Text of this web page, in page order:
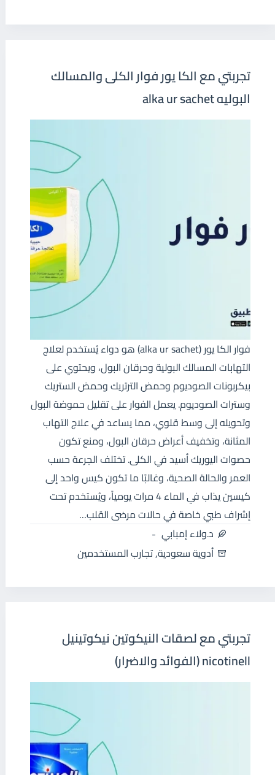
تجربتي مع الكا يور فوار الكلى والمسالك
البوليه alka ur sachet
فوار الكا يور (alka ur sachet) هو دواء يُستخدم لعلاج
التهابات المسالك البولية وحرقان البول، ويحتوي على
بيكربونات الصوديوم وحمض الترتريك وحمض الستريك
وسترات الصوديوم. يعمل الفوار على تقليل حموضة البول
وتحويله إلى وسط قلوي، مما يساعد في علاج التهاب
المثانة، وتخفيف أعراض حرقان البول، ومنع تكون
حصوات اليوريك أسيد في الكلى. تختلف الجرعة حسب
العمر والحالة الصحية، وغالبًا ما تكون كيس واحد إلى
كيسين يذاب في الماء 4 مرات يومياً، ويُستخدم تحت
إشراف طبي خاصة في حالات مرضى القلب…
د.ولاء إمبابي
أدوية سعودية,تجارب المستخدمين
تجربتي مع لصقات النيكوتين نيكوتينيل
nicotinell (الفوائد والاضرار)